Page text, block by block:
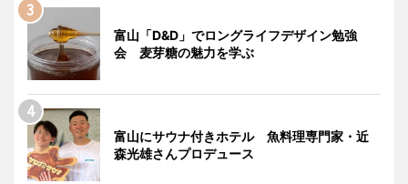
富山「D&D」でロングライフデザイン勉強
会 麦芽糖の魅力を学ぶ
富山にサウナ付きホテル 魚料理専門家・近
森光雄さんプロデュース